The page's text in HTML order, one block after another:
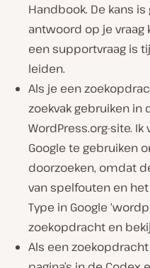
Handbook. De kans
antwoord op je vraag
een supportvraag is
leiden.
Als je een
zoekvak gebruiken in
WordPress.org-site.
Google te gebruiken
doorzoeken, omdat
van spelfouten en
Type in Google
zoekopdracht en
Als een